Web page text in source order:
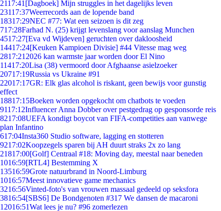
2117:41 [Dagboek] Mijn struggles in het dagelijks leven
23117:37Weerrecords aan de lopende band
18317:29NEC #77: Wat een seizoen is dit zeg
717:28Farhad N. (25) krijgt levenslang voor aanslag Munchen
4517:27[Eva vd Wijdeven] geruchten over dakloosheid
14417:24[Keuken Kampioen Divisie] #44 Vitesse mag weg
2817:21 2026 kan warmste jaar worden door El Nino
11417:20Lisa (38) vermoord door Afghaanse asielzoeker
20717:19Russia vs Ukraine #91
22017:17GR: Elk glas alcohol is riskant, geen bewijs voor gunstig
effect
18817:15Boeken worden opgekocht om chatbots te voeden
9117:12Influencer Anna Dobber over pestgedrag op gesponsorde reis
8217:08UEFA kondigt boycot van FIFA-competities aan vanwege
plan Infantino
617:04Insta360 Studio software, lagging en stotteren
9217:02Koopzegels sparen bij AH duurt straks 2x zo lang
21817:00[Golf] Centraal #18: Moving day, meestal naar beneden
1016:59[RTL4] Bestemming X
13516:59Grote natuurbrand in Noord-Limburg
1016:57Meest innovatieve game mechanics
3216:56Vinted-foto's van vrouwen massaal gedeeld op seksfora
3816:54[SBS6] De Bondgenoten #317 We dansen de macaroni
12016:51Wat lees je nu? #96 zomerlezen